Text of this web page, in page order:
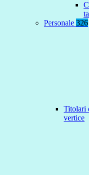
Personale 326
Titolari
vertice